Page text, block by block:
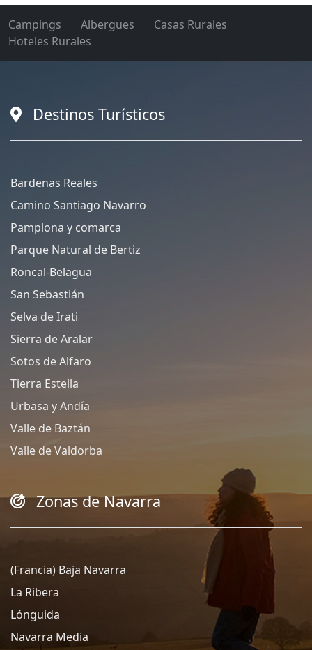
Campings Albergues
Casas Rurales
Hoteles Rurales
Destinos Turísticos
Bardenas Reales
Camino Santiago Navarro
Pamplona y comarca
Parque Natural de Bertiz
Roncal-Belagua
San Sebastián
Selva de Irati
Sierra de Aralar
Sotos de Alfaro
Tierra Estella
Urbasa y Andía
Valle de Baztán
Valle de Valdorba
Zonas de Navarra
(Francia) Baja Navarra
La Ribera
Lónguida
Navarra Media